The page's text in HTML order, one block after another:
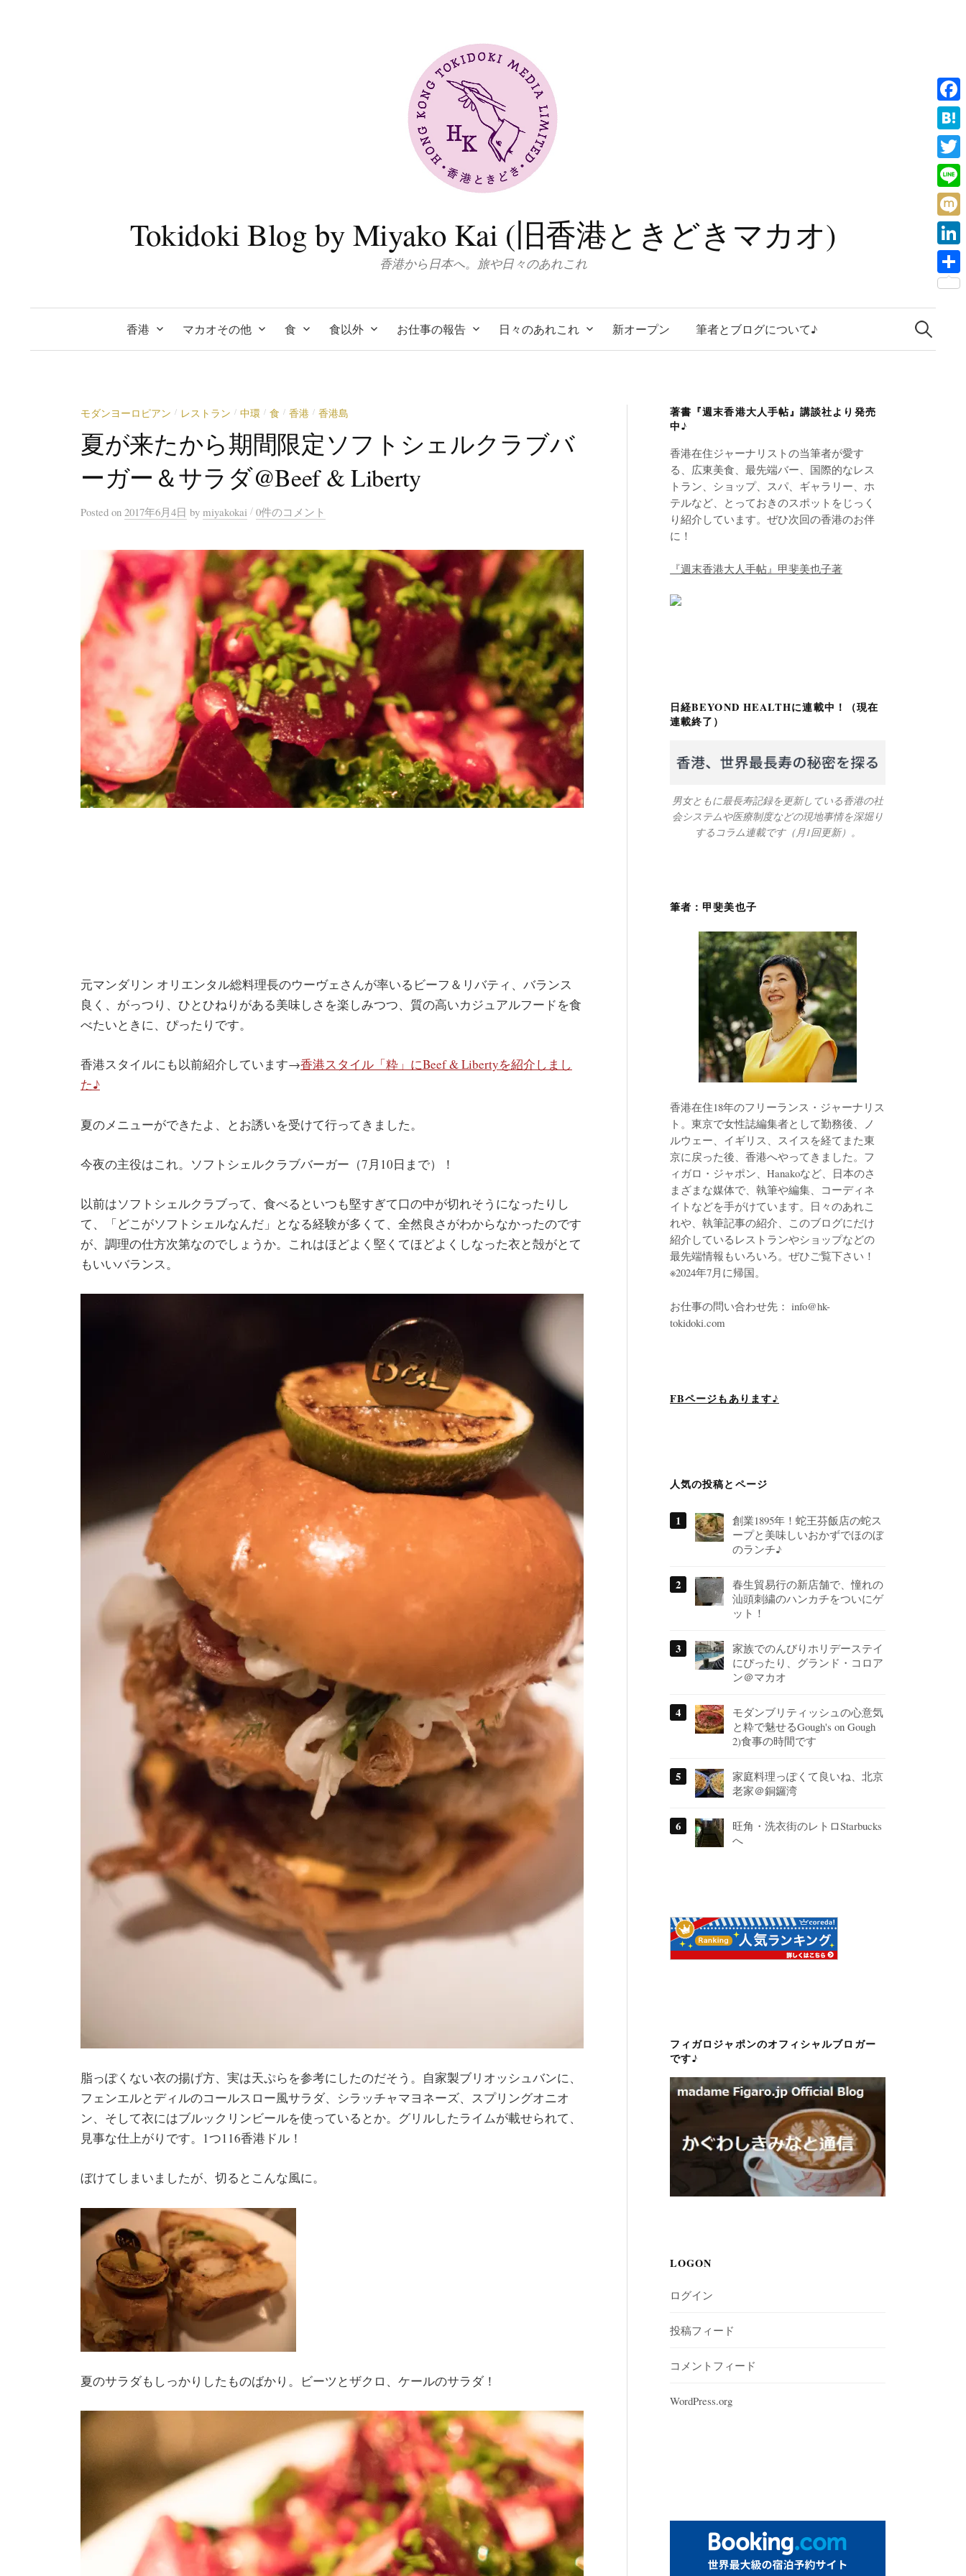
Tokidoki Blog by Miyako Kai (旧香港ときどきマカオ)
香港から日本へ。旅や日々のあれこれ
香港 マカオその他 食 食以外 お仕事の報告 日々のあれこれ 新オープン 筆者とブログについて♪
検
索:
モダンヨーロピアン / レストラン / 中環 / 食 / 香港 / 香港島
夏が来たから期間限定ソフトシェルクラブバ
ーガー＆サラダ@Beef & Liberty
Posted on 2017年6月4日 by miyakokai / 0件のコメント
元マンダリン オリエンタル総料理長のウーヴェさんが率いるビーフ＆リバティ、バランス
良く、がっつり、ひとひねりがある美味しさを楽しみつつ、質の高いカジュアルフードを食
べたいときに、ぴったりです。
香港スタイルにも以前紹介しています→香港スタイル「粋」にBeef & Libertyを紹介しまし
た♪
夏のメニューができたよ、とお誘いを受けて行ってきました。
今夜の主役はこれ。ソフトシェルクラブバーガー（7月10日まで）！
以前はソフトシェルクラブって、食べるといつも堅すぎて口の中が切れそうになったりし
て、「どこがソフトシェルなんだ」となる経験が多くて、全然良さがわからなかったのです
が、調理の仕方次第なのでしょうか。これはほどよく堅くてほどよくしなった衣と殻がとて
もいいバランス。
脂っぽくない衣の揚げ方、実は天ぷらを参考にしたのだそう。自家製ブリオッシュバンに、
フェンエルとディルのコールスロー風サラダ、シラッチャマヨネーズ、スプリングオニオ
ン、そして衣にはブルックリンビールを使っているとか。グリルしたライムが載せられて、
見事な仕上がりです。1つ116香港ドル！
ぼけてしまいましたが、切るとこんな風に。
夏のサラダもしっかりしたものばかり。ビーツとザクロ、ケールのサラダ！
著書『週末香港大人手帖』講談社より発売
中♪
香港在住ジャーナリストの当筆者が愛す
る、広東美食、最先端バー、国際的なレス
トラン、ショップ、スパ、ギャラリー、ホ
テルなど、とっておきのスポットをじっく
り紹介しています。ぜひ次回の香港のお伴
に！
『週末香港大人手帖』甲斐美也子著
日経BEYOND HEALTHに連載中！（現在
連載終了）
男女ともに最長寿記録を更新している香港の社
会システムや医療制度などの現地事情を深堀り
するコラム連載です（月1回更新）。
筆者：甲斐美也子
香港在住18年のフリーランス・ジャーナリス
ト。東京で女性誌編集者として勤務後、ノ
ルウェー、イギリス、スイスを経てまた東
京に戻った後、香港へやってきました。フ
ィガロ・ジャポン、Hanakoなど、日本のさ
まざまな媒体で、執筆や編集、コーディネ
イトなどを手がけています。日々のあれこ
れや、執筆記事の紹介、このブログにだけ
紹介しているレストランやショップなどの
最先端情報もいろいろ。ぜひご覧下さい！
※2024年7月に帰国。
お仕事の問い合わせ先： info@hk-
tokidoki.com
FBページもあります♪
人気の投稿とページ
創業1895年！蛇王芬飯店の蛇ス
ープと美味しいおかずでほのぼ
のランチ♪
春生貿易行の新店舗で、憧れの
汕頭刺繍のハンカチをついにゲ
ット！
家族でのんびりホリデーステイ
にぴったり、グランド・コロア
ン＠マカオ
モダンブリティッシュの心意気
と粋で魅せるGough's on Gough
2)食事の時間です
家庭料理っぽくて良いね、北京
老家＠銅鑼湾
旺角・洗衣街のレトロStarbucks
へ
フィガロジャポンのオフィシャルブロガー
です♪
LOGON
ログイン
投稿フィード
コメントフィード
WordPress.org
F
a
c
e
b
o
o
k
H
a
t
e
n
a
T
w
i
t
e
L
i
n
e
M
i
x
L
i
共